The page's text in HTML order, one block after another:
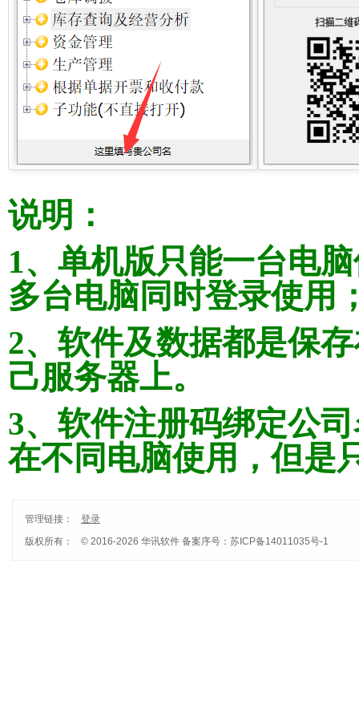
说明：
1、单机版只能一台电
多台电脑同时登录使用
2、软件及数据都是保
己服务器上。
3、软件注册码绑定公
在不同电脑使用，但是
管理链接：
登录
版权所有：
© 2016-2026 华讯软件 备案序号：苏ICP备14011035号-1